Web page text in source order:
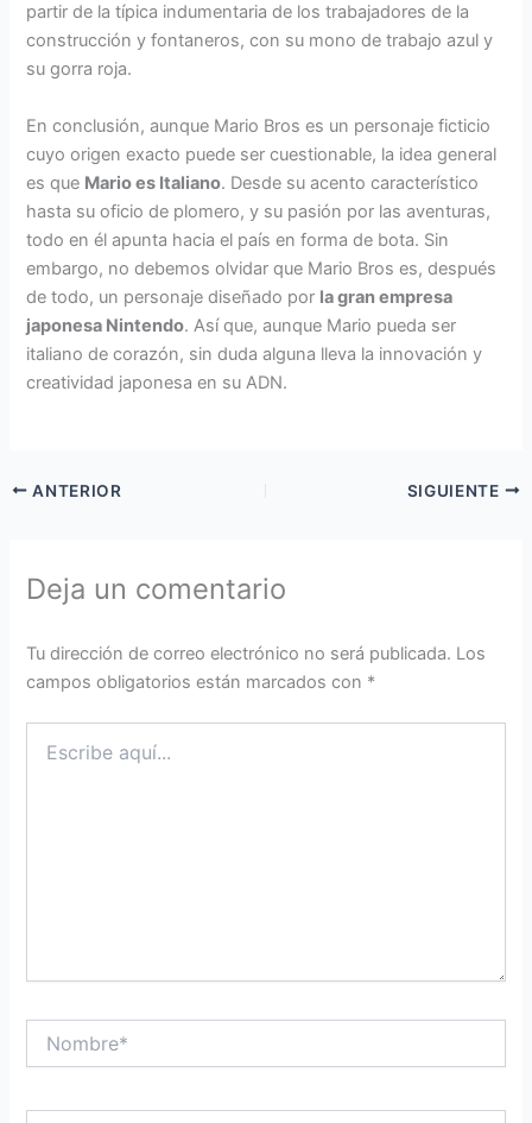
partir de la típica indumentaria de los trabajadores de la
construcción y fontaneros, con su mono de trabajo azul y
su gorra roja.
En conclusión, aunque Mario Bros es un personaje ficticio
cuyo origen exacto puede ser cuestionable, la idea general
es que Mario es Italiano. Desde su acento característico
hasta su oficio de plomero, y su pasión por las aventuras,
todo en él apunta hacia el país en forma de bota. Sin
embargo, no debemos olvidar que Mario Bros es, después
de todo, un personaje diseñado por la gran empresa
japonesa Nintendo. Así que, aunque Mario pueda ser
italiano de corazón, sin duda alguna lleva la innovación y
creatividad japonesa en su ADN.
ANTERIOR SIGUIENTE
Deja un comentario
Tu dirección de correo electrónico no será publicada. Los
campos obligatorios están marcados con *
aquí...